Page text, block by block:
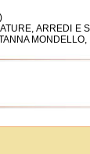
ARREDI E
MONDELLO,